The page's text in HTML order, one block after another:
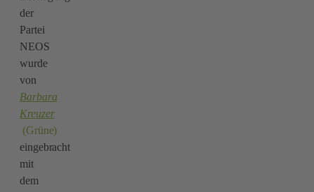
der
Partei
NEOS
wurde
von
Barbara
Kreuzer
(Grüne)
eingebracht
mit
dem